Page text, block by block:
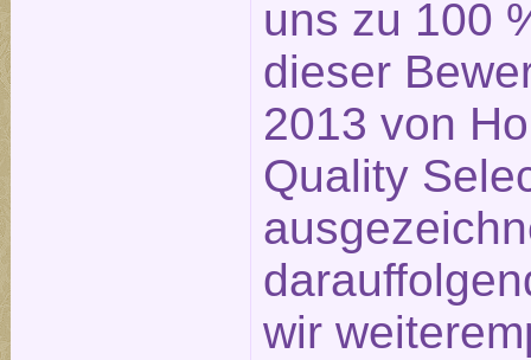
uns zu 100
dieser
2013 von
Quality
wir